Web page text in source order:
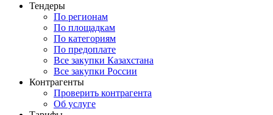
Тендеры
По регионам
По площадкам
По категориям
По предоплате
Все закупки Казахстана
Все закупки России
Контрагенты
Проверить контрагента
Об услуге